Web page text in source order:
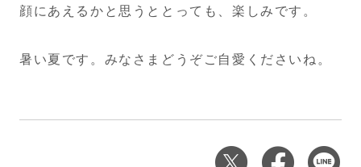
顔にあえるかと思うととっても、楽しみです。
暑い夏です。みなさまどうぞご自愛くださいね。